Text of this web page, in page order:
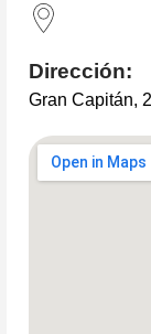
Dirección:
Gran Capitán,